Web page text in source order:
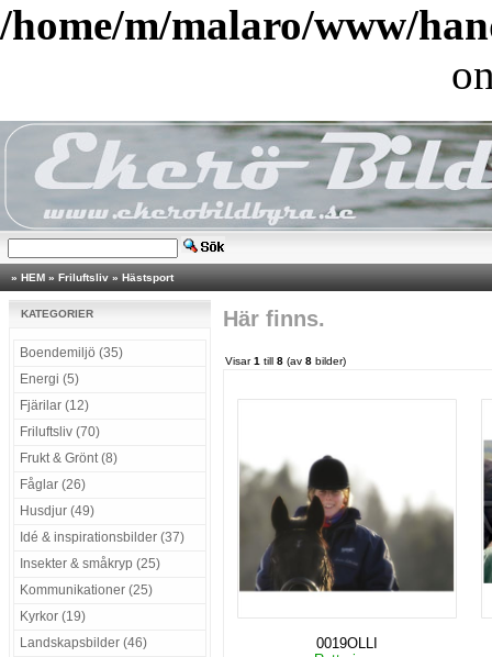
/home/m/malaro/www/
» HEM » Friluftsliv » Hästsport
KATEGORIER
Boendemiljö (35)
Energi (5)
Fjärilar (12)
Friluftsliv (70)
Frukt & Grönt (8)
Fåglar (26)
Husdjur (49)
Idé & inspirationsbilder (37)
Insekter & småkryp (25)
Kommunikationer (25)
Kyrkor (19)
Landskapsbilder (46)
Här finns.
Visar1 till 8 (av 8 bilder)
0019OLLI